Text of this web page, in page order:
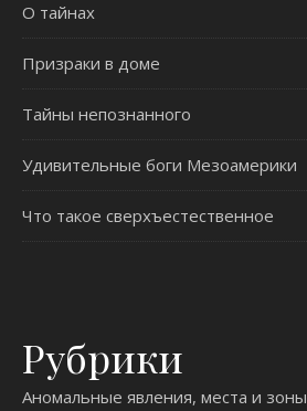
О тайнах
Призраки в доме
Тайны непознанного
Удивительные боги Мезоамерики
Что такое сверхъестественное
Рубрики
Аномальные явления, места и зоны